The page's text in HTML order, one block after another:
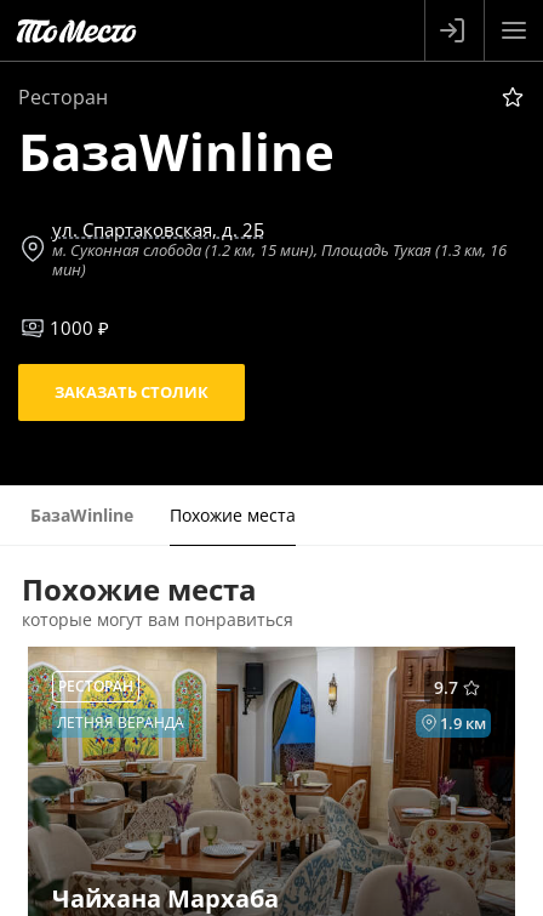
Ресторан
БазаWinline
ул. Спартаковская, д. 2Б
м. Суконная слобода (1.2 км, 15 мин), Площадь Тукая (1.3 км, 16
мин)
1000 ₽
ЗАКАЗАТЬ СТОЛИК
БазаWinline Похожие места
Похожие места
которые могут вам понравиться
9.7
РЕСТОРАН
1.9 км
ЛЕТНЯЯ ВЕРАНДА
Чайхана Мархаба